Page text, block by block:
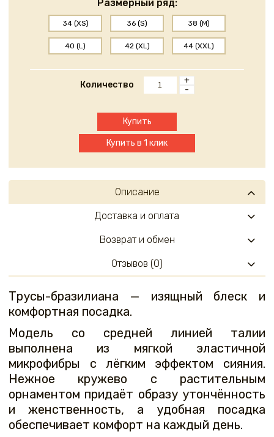
Размерный ряд:
34 (XS) 36 (S) 38 (M)
40 (L) 42 (XL) 44 (XXL)
Количество
+
-
Купить
Купить в 1 клик
Описание
Трусы-бразилиана — изящный блеск и
комфортная посадка.
Модель со средней линией талии
выполнена из мягкой эластичной
микрофибры с лёгким эффектом сияния.
Нежное кружево с растительным
орнаментом придаёт образу утончённость
и женственность, а удобная посадка
обеспечивает комфорт на каждый день.
Доставка и оплата
Возврат и обмен
Отзывов (0)